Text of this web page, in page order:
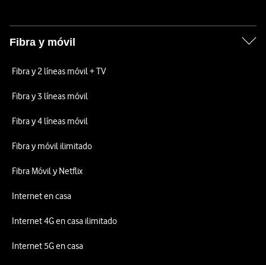
Fibra y móvil
Fibra y 2 líneas móvil + TV
Fibra y 3 líneas móvil
Fibra y 4 líneas móvil
Fibra y móvil ilimitado
Fibra Móvil y Netflix
Internet en casa
Internet 4G en casa ilimitado
Internet 5G en casa